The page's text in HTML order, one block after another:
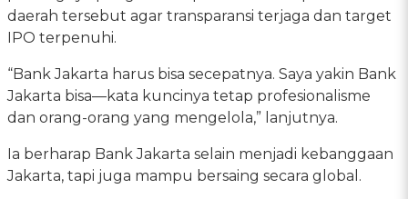
daerah tersebut agar transparansi terjaga dan target
IPO terpenuhi.
“Bank Jakarta harus bisa secepatnya. Saya yakin Bank
Jakarta bisa—kata kuncinya tetap profesionalisme
dan orang-orang yang mengelola,” lanjutnya.
Ia berharap Bank Jakarta selain menjadi kebanggaan
Jakarta, tapi juga mampu bersaing secara global.